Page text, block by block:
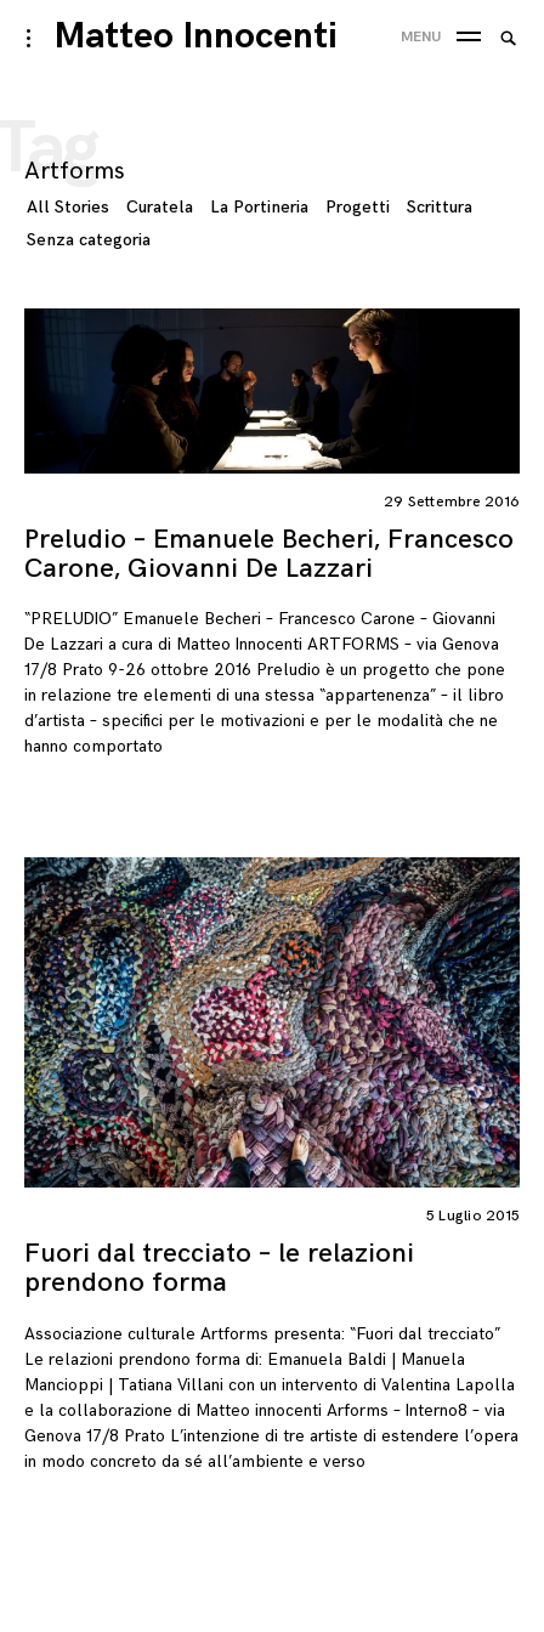
Skip
to
Matteo Innocenti
toggle
MENU
Artforms
All Stories Curatela La Portineria Progetti
Scrittura
Senza categoria
29 Settembre 2016
Preludio – Emanuele Becheri, Francesco
Carone, Giovanni De Lazzari
“PRELUDIO” Emanuele Becheri – Francesco Carone – Giovanni
De Lazzari a cura di Matteo Innocenti ARTFORMS – via Genova
17/8 Prato 9-26 ottobre 2016 Preludio è un progetto che pone
in relazione tre elementi di una stessa “appartenenza” – il libro
d’artista – specifici per le motivazioni e per le modalità che ne
hanno comportato
5 Luglio 2015
Fuori dal trecciato – le relazioni
prendono forma
Associazione culturale Artforms presenta: “Fuori dal trecciato”
Le relazioni prendono forma di: Emanuela Baldi | Manuela
Mancioppi | Tatiana Villani con un intervento di Valentina Lapolla
e la collaborazione di Matteo innocenti Arforms – Interno8 – via
Genova 17/8 Prato L’intenzione di tre artiste di estendere l’opera
in modo concreto da sé all’ambiente e verso